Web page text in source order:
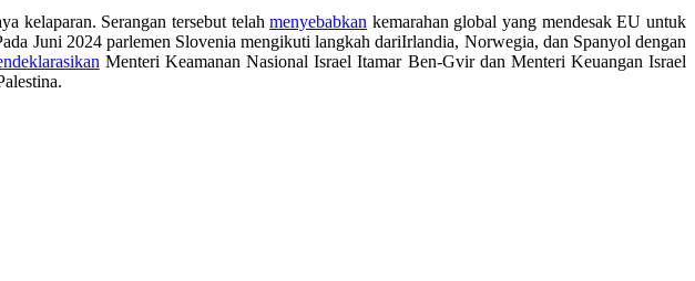
kelaparan. Serangan tersebuttelahmenyebabkan kemarahan globalyang mendesakEU untuk
Juni 2024 parlemen Sloveniamengikuti langkah dariIrlandia, Norwegia, dan Spanyol dengan
Menteri KeamananNasional IsraelItamarBen-Gvir dan Menteri Keuangan Israel